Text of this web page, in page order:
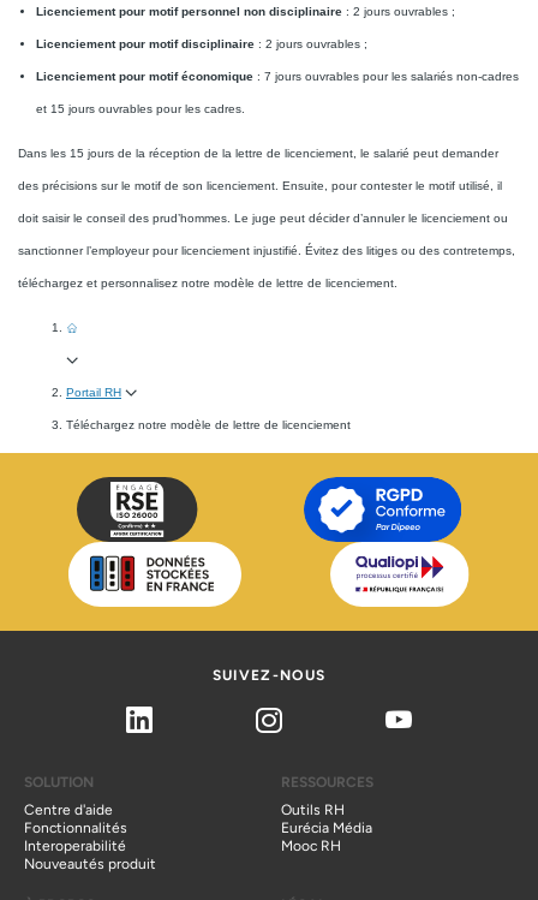
Licenciement pour motif personnel non disciplinaire : 2 jours ouvrables ;
Licenciement pour motif disciplinaire : 2 jours ouvrables ;
Licenciement pour motif économique : 7 jours ouvrables pour les salariés non-cadres
et 15 jours ouvrables pour les cadres.
Dans les 15 jours de la réception de la lettre de licenciement, le salarié peut demander
des précisions sur le motif de son licenciement. Ensuite, pour contester le motif utilisé, il
doit saisir le conseil des prud’hommes. Le juge peut décider d’annuler le licenciement ou
sanctionner l’employeur pour licenciement injustifié. Évitez des litiges ou des contretemps,
téléchargez et personnalisez notre modèle de lettre de licenciement.
Portail RH
Téléchargez notre modèle de lettre de licenciement
SUIVEZ-NOUS
Instagram Youtube
SOLUTION
Centre d'aide
Fonctionnalités
Interoperabilité
Nouveautés produit
RESSOURCES
Outils RH
Eurécia Média
Mooc RH